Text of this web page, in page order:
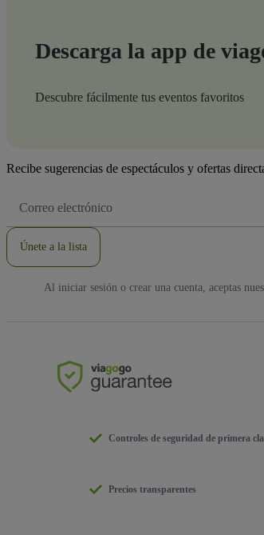
Descarga la app de
Descubre fácilmente tus eventos favoritos
Recibe sugerencias de espectáculos y ofertas
de
Únete a la lista
Al iniciar sesión o crear una cuenta, aceptas
Controles de seguridad de primera
Precios transparentes